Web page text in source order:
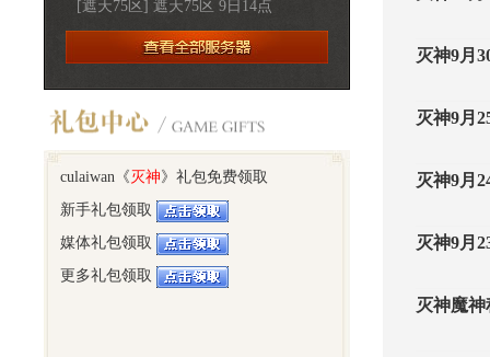
[遮天75区] 遮天75区 9日14点
culaiwan《 灭神》礼包免费领取
新手礼包领取
媒体礼包领取
更多礼包领取
灭神9月
灭神9月
灭神9月
灭神9月
灭神魔